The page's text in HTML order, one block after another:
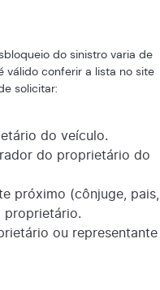
do sinistro varia de
válido conferir a lista no site
solicitar:
do veículo.
do proprietário do
próximo (cônjuge, pais,
proprietário.
ou representante